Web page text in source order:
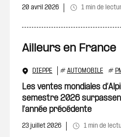
20 avril 2026 1 min de
Ailleurs en France
DIEPPE # AUTOMOBILE #
Les ventes mondiales
semestre 2026
l’année précédente
23 juillet 2026 1 min de